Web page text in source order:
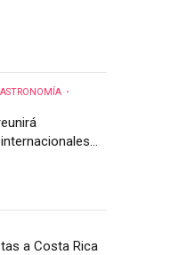
a Costa Rica